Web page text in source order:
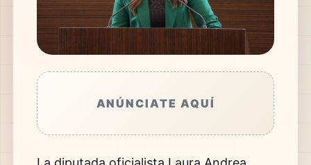
ANÚNCIATE AQUÍ